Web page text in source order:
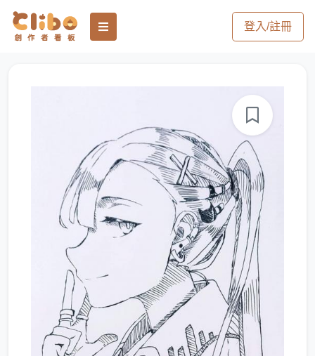
登入/註冊